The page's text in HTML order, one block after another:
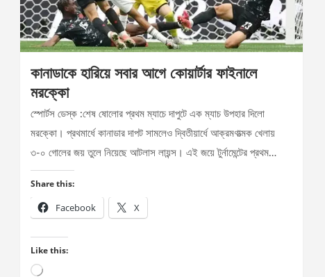
কানাডাকে হারিয়ে সবার আগে কোয়ার্টার ফাইনালে
মরক্কো
স্পোর্টস ডেস্ক :শেষ ষোলোর প্রথম ম্যাচে দাপুটে এক ম্যাচ উপহার দিলো
মরক্কো। প্রথমার্ধে কানাডার দাপট সামলেও দ্বিতীয়ার্ধে আক্রমণাত্মক খেলায়
৩-০ গোলের জয় তুলে নিয়েছে আটলাস লায়ন্স। এই জয়ে টুর্নামেন্টের প্রথম…
Share this:
Facebook X
Like this:
Loading…